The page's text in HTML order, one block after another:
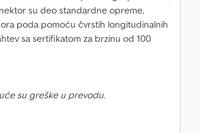
su deo standardne opreme,
poda pomoću čvrstih longitudinalnih
sa sertifikatom za brzinu od 100
su greške u prevodu.